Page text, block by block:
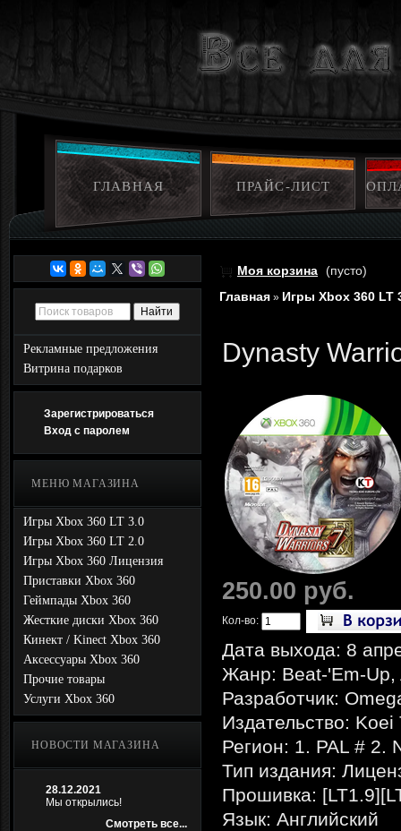
ГЛАВНАЯ ПРАЙС-ЛИСТ
Рекламные предложения
Витрина подарков
Зарегистрироваться
Вход с паролем
МЕНЮ МАГАЗИНА
Игры Xbox 360 LT 3.0
Игры Xbox 360 LT 2.0
Игры Xbox 360 Лицензия
Приставки Xbox 360
Геймпады Xbox 360
Жесткие диски Xbox 360
Кинект / Kinect Xbox 360
Аксессуары Xbox 360
Прочие товары
Услуги Xbox 360
НОВОСТИ МАГАЗИНА
28.12.2021
Мы открылись!
Смотреть все...
Моя корзина (пусто)
Главная » Игры Xbox 360 LT
Dynasty
250.00 руб.
Кол-во:
Дата выхода: 8
Жанр: Beat-'Em-Up,
Разработчик:
Издательство:
Регион: 1. PAL # 2.
Тип издания:
Прошивка:
Язык: Английский